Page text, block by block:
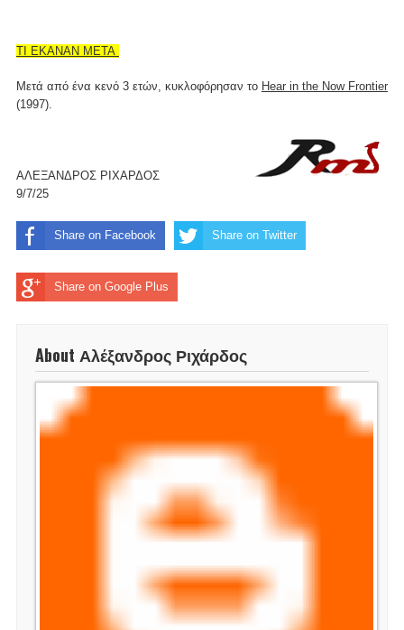
ΤΙ ΕΚΑΝΑΝ ΜΕΤΑ
Μετά από ένα κενό 3 ετών, κυκλοφόρησαν το Hear in the Now Frontier
(1997).
ΑΛΕΞΑΝΔΡΟΣ ΡΙΧΑΡΔΟΣ
9/7/25
Share on Facebook Share on Twitter
Share on Google Plus
About Αλέξανδρος Ριχάρδος